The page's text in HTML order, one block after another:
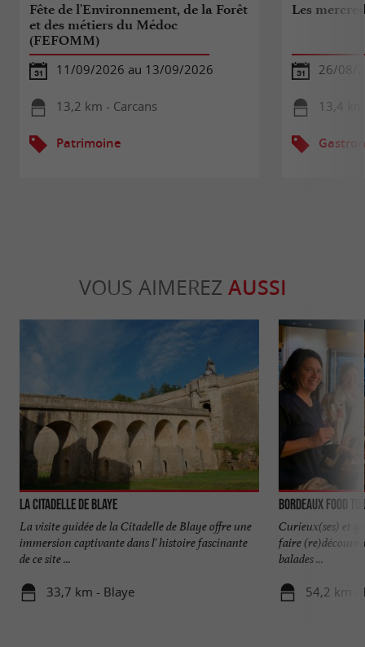
Fête de l'Environnement, de la Forêt
et des métiers du Médoc
(FEFOMM)
11/09/2026 au 13/09/2026
13,2 km - Carcans
Patrimoine
Les
26/08/
13,4
VOUS AIMEREZ AUSSI
La Citadelle de Blaye
La visite guidée de la Citadelle de Blaye offre une
immersion captivante dans l' histoire fascinante
de ce site ...
33,7 km - Blaye
Bordeaux Food
Curieux(ses) et
faire
balades ...
54,2 km -